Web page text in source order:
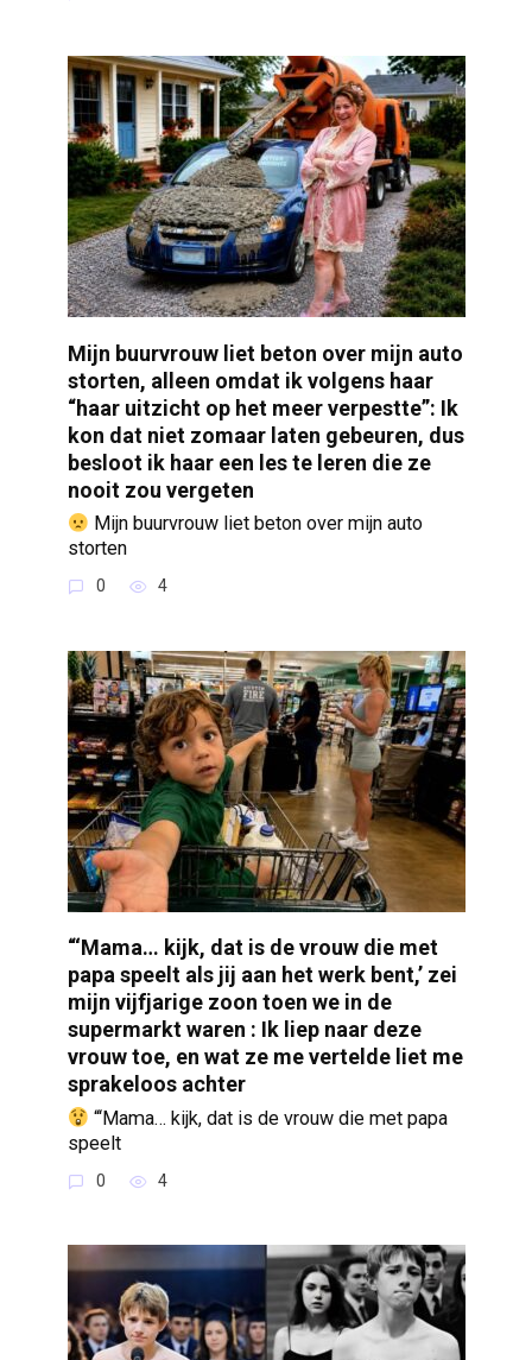
Mijn buurvrouw liet beton over mijn auto
storten, alleen omdat ik volgens haar
“haar uitzicht op het meer verpestte”: Ik
kon dat niet zomaar laten gebeuren, dus
besloot ik haar een les te leren die ze
nooit zou vergeten
Mijn buurvrouw liet beton over mijn auto
storten
0 4
“‘Mama… kijk, dat is de vrouw die met
papa speelt als jij aan het werk bent,’ zei
mijn vijfjarige zoon toen we in de
supermarkt waren : Ik liep naar deze
vrouw toe, en wat ze me vertelde liet me
sprakeloos achter
“‘Mama… kijk, dat is de vrouw die met papa
speelt
0 4